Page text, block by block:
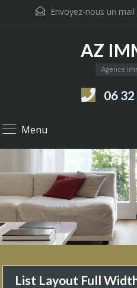
Envoyez-nous un mail
AZ
Agence
06
Menu
List Layout Full